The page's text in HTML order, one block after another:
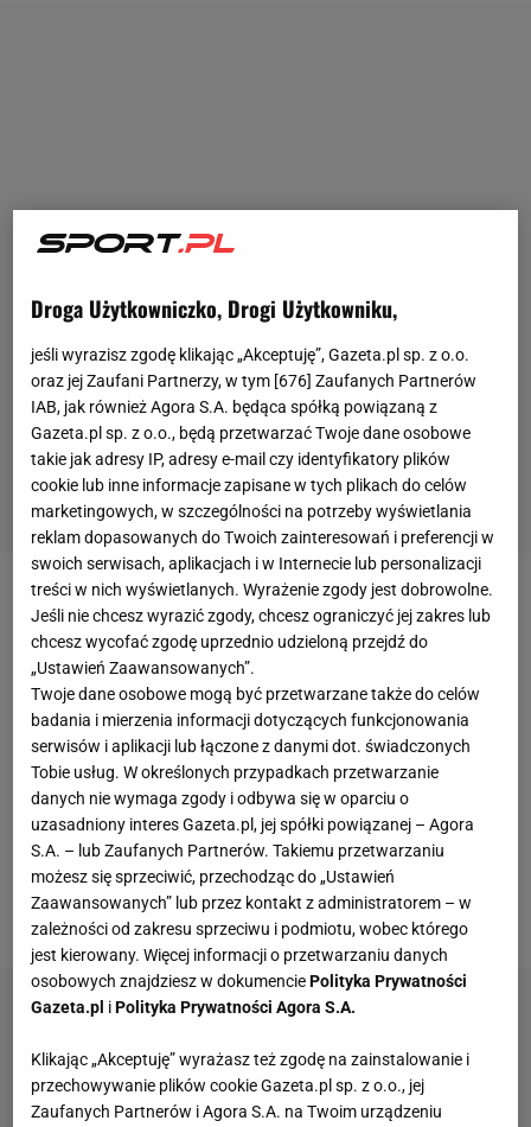
Po turnieju
w Madrycie zawodniczki szybko
przeniosły się do Rzymu, aby rywalizować w kolejnej
imprezie rangiWTA1000 na mączce. Pierwsza
runda została zainaugurowana we wtorek. Na kort w
Foro Italico wyszła m.in. Magdalena Fręch (55.
WTA), która sprawiła miłą niespodziankę, pokonując
7:6(2), 6:3 Ashlyn Krueger (66. WTA). Łodzianka w
drugiej rundzie czeka zdecydowanie trudniejsze
zadanie, albowiem jej rywalką będzie rozstawiona z
trójkąCoco Gauff.
Droga Użytkowniczko, Drogi Użytkowniku,
jeśli wyrazisz zgodę klikając „Akceptuję”, Gazeta.pl sp. z o.o.
oraz jej Zaufani Partnerzy, w tym [676] Zaufanych Partnerów
IAB, jak również Agora S.A. będąca spółką powiązaną z
Gazeta.pl sp. z o.o., będą przetwarzać Twoje dane osobowe
takie jak adresy IP, adresy e-mail czy identyfikatory plików
cookie lub inne informacje zapisane w tych plikach do celów
marketingowych, w szczególności na potrzeby wyświetlania
reklam dopasowanych do Twoich zainteresowań i preferencji w
swoich serwisach, aplikacjach i w Internecie lub personalizacji
treści w nich wyświetlanych. Wyrażenie zgody jest dobrowolne.
Jeśli nie chcesz wyrazić zgody, chcesz ograniczyć jej zakres lub
chcesz wycofać zgodę uprzednio udzieloną przejdź do
„Ustawień Zaawansowanych”.
Twoje dane osobowe mogą być przetwarzane także do celów
badania i mierzenia informacji dotyczących funkcjonowania
serwisów i aplikacji lub łączone z danymi dot. świadczonych
Tobie usług. W określonych przypadkach przetwarzanie
danych nie wymaga zgody i odbywa się w oparciu o
uzasadniony interes Gazeta.pl, jej spółki powiązanej – Agora
S.A. – lub Zaufanych Partnerów. Takiemu przetwarzaniu
możesz się sprzeciwić, przechodząc do „Ustawień
Zaawansowanych” lub przez kontakt z administratorem – w
zależności od zakresu sprzeciwu i podmiotu, wobec którego
jest kierowany. Więcej informacji o przetwarzaniu danych
osobowych znajdziesz w dokumenciePolityka Prywatności
Gazeta.pl iPolityka Prywatności Agora S.A.
Klikając „Akceptuję” wyrażasz też zgodę na zainstalowanie i
przechowywanie plików cookie Gazeta.pl sp. z o.o., jej
Zaufanych Partnerów i Agora S.A. na Twoim urządzeniu